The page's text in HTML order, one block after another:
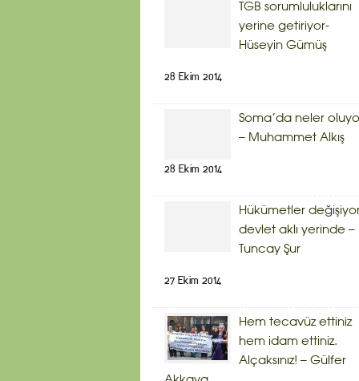
TGB sorumluluklarını
yerine getiriyor-
Hüseyin Gümüş
28 Ekim 2014
Soma’da neler
– Muhammet Alkış
28 Ekim 2014
Hükümetler
devlet aklı yerinde –
Tuncay Şur
27 Ekim 2014
Hem tecavüz ettiniz
hem idam ettiniz.
Alçaksınız! – Gülfer